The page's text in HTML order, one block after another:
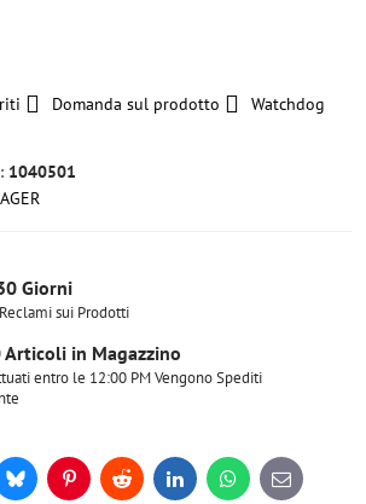
Domanda sul prodotto
Watchdog
1040501
Giorni
sui Prodotti
in Magazzino
entro le 12:00 PM Vengono Spediti
BlueskyPinterestReddit LinkedInWhatsApp
E-